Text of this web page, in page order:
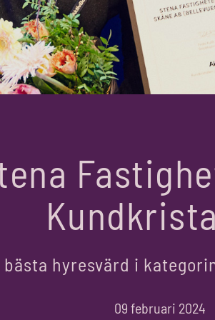
hyresvärd i
09 februari 2024